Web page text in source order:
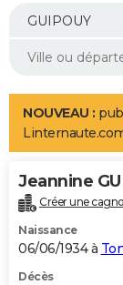
Mobiles
Meilleur smartphone
Internet
Ordinateurs
Jeux vidéo
Guide high-tech
Aménagement
LIFESTYLE
Art de vivre
Bien-être
Loisirs
Mode
Modes de vie
Alimentation
Guide de la santé
Maladies
Médicaments
Sommeil
VOYAGE
Destinations
City break
Voyage nature
Voyage de noces
Forum
Climat
+PHOTO
GUIDES D'ACHAT
NOUVEAU :
Jeannine
Créer une
Naissance
06/06/1934 à
Décès